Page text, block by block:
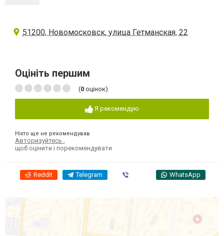
51200, Новомосковск, улица Гетманская, 22
Оцініть першим
(0 оцінок)
Я рекомендую
Ніхто ще не рекомендував
Авторизуйтесь
щоб оцінити і порекомендувати
Reddit Telegram WhatsApp